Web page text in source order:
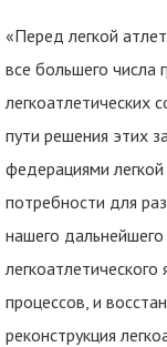
«Перед легкой
все большего числа
легкоатлетических
пути решения этих
федерациями
потребности для
нашего
процессов, и
реконструкция